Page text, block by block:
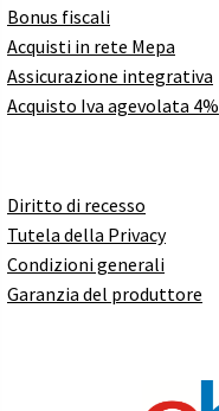
Bonus fiscali
Acquisti in rete Mepa
Assicurazione integrativa
Acquisto Iva agevolata 4%
Diritto di recesso
Tutela della Privacy
Condizioni generali
Garanzia del produttore